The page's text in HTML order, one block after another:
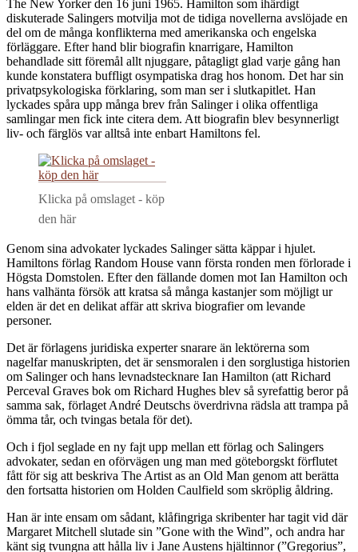
The New Yorker den 16 juni 1965. Hamilton som ihärdigt
diskuterade Salingers motvilja mot de tidiga novellerna avslöjade en
del om de många konflikterna med amerikanska och engelska
förläggare. Efter hand blir biografin knarrigare, Hamilton
behandlade sitt föremål allt njuggare, påtagligt glad varje gång han
kunde konstatera buffligt osympatiska drag hos honom. Det har sin
privatpsykologiska förklaring, som man ser i slutkapitlet. Han
lyckades spåra upp många brev från Salinger i olika offentliga
samlingar men fick inte citera dem. Att biografin blev besynnerligt
liv- och färglös var alltså inte enbart Hamiltons fel.
Klicka på omslaget - köp
den här
Genom sina advokater lyckades Salinger sätta käppar i hjulet.
Hamiltons förlag Random House vann första ronden men förlorade i
Högsta Domstolen. Efter den fällande domen mot Ian Hamilton och
hans valhänta försök att kratsa så många kastanjer som möjligt ur
elden är det en delikat affär att skriva biografier om levande
personer.
Det är förlagens juridiska experter snarare än lektörerna som
nagelfar manuskripten, det är sensmoralen i den sorglustiga historien
om Salinger och hans levnadstecknare Ian Hamilton (att Richard
Perceval Graves bok om Richard Hughes blev så syrefattig beror på
samma sak, förlaget André Deutschs överdrivna rädsla att trampa på
ömma tår, och tvingas betala för det).
Och i fjol seglade en ny fajt upp mellan ett förlag och Salingers
advokater, sedan en oförvägen ung man med göteborgskt förflutet
fått för sig att beskriva The Artist as an Old Man genom att berätta
den fortsatta historien om Holden Caulfield som skröplig åldring.
Han är inte ensam om sådant, klåfingriga skribenter har tagit vid där
Margaret Mitchell slutade sin ”Gone with the Wind”, och andra har
känt sig tvungna att hålla liv i Jane Austens hjältinnor (”Gregorius”,